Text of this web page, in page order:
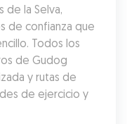
de la Selva,
de confianza que
Todos los
de Gudog
y rutas de
de ejercicio y